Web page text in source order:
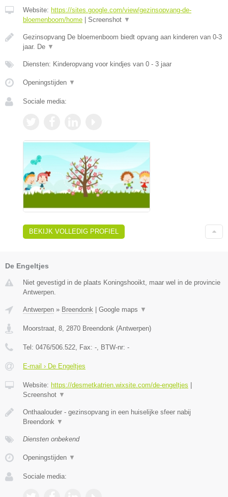
Website: https://sites.google.com/view/gezinsopvang-de-
bloemenboom/home
Screenshot ▼
Gezinsopvang De bloemenboom biedt opvang aan kinderen van 0-3
jaar. De ▼
Diensten: Kinderopvang voor kindjes van 0 - 3 jaar
Openingstijden ▼
Sociale media:
BEKIJK VOLLEDIG PROFIEL
De Engeltjes
Niet gevestigd in de plaats Koningshooikt, maar wel in de provincie
Antwerpen.
Antwerpen » Breendonk Google maps ▼
Moorstraat, 8 2870 Breendonk (Antwerpen)
Tel: 0476/506.522 , Fax: - , BTW-nr: -
E-mail › De Engeltjes
Website: https://desmetkatrien.wixsite.com/de-engeltjes
Screenshot ▼
Onthaalouder - gezinsopvang in een huiselijke sfeer nabij
Breendonk ▼
Diensten onbekend
Openingstijden ▼
Sociale media: